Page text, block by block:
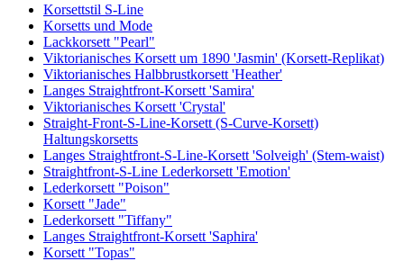
Korsettstil S-Line
Korsetts und Mode
Lackkorsett "Pearl"
Viktorianisches Korsett um 1890 'Jasmin' (Korsett-Replikat)
Viktorianisches Halbbrustkorsett 'Heather'
Langes Straightfront-Korsett 'Samira'
Viktorianisches Korsett 'Crystal'
Straight-Front-S-Line-Korsett (S-Curve-Korsett)
Haltungskorsetts
Langes Straightfront-S-Line-Korsett 'Solveigh' (Stem-waist)
Straightfront-S-Line Lederkorsett 'Emotion'
Lederkorsett "Poison"
Korsett "Jade"
Lederkorsett "Tiffany"
Langes Straightfront-Korsett 'Saphira'
Korsett "Topas"